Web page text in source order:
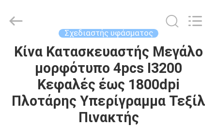
ΑΡΧΙΚΉ
ΣΕΛΊΔΑ
ΠΡΟΪΌΝΤΑ
Supplier
Reserved.
Σχεδιαστής υφάσματος
Κίνα Κατασκευαστής Μεγάλο
μορφότυπο 4pcs I3200
Κεφαλές έως 1800dpi
Πλοτάρης Υπερίγραμμα Τεξίλ
Πινακτής